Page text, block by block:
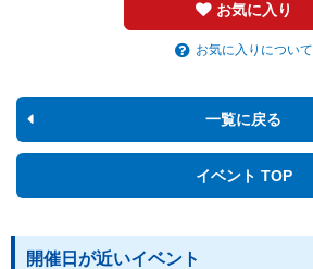
お気に入り
お気に入りについて
一覧に戻る
イベント TOP
開催日が近いイベント